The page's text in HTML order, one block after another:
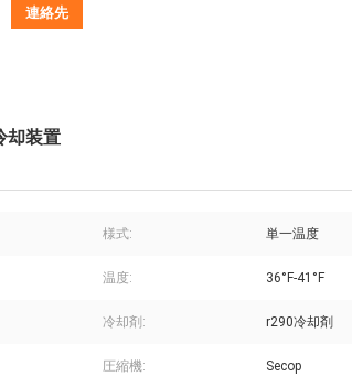
連絡先
却装置
様式: 単一温度
温度: 36°F-41°F
冷却剤: r290冷却剤
圧縮機: Secop